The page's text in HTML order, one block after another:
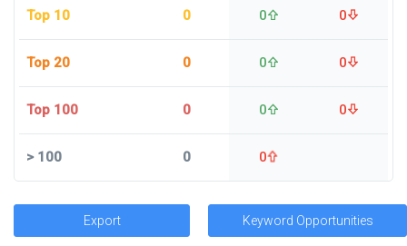
Top 10 0 0 0
Top 20 0 0 0
Top 100 0 0 0
>100 0 0
Export Keyword Opportunities